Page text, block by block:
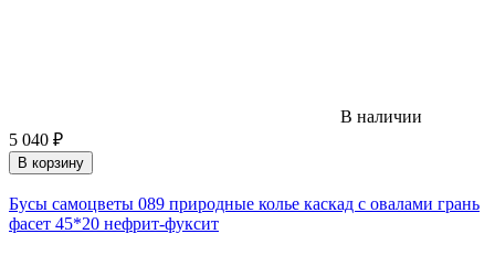
В наличии
5 040 ₽
В корзину
Бусы самоцветы 089 природные колье каскад с овалами грань
фасет 45*20 нефрит-фуксит